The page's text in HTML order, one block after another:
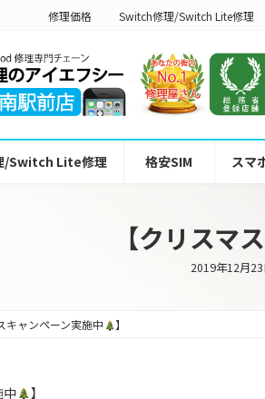
修理価格 Switch修理/Switch Lite修理
/Switch Lite修理 格安SIM スマ
【クリスマ
2019年12月23
キャンペーン実施中 】
中 】